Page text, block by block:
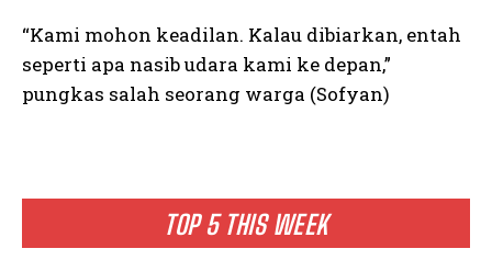
TOP 5 THIS WEEK
“Kami mohon keadilan. Kalau dibiarkan, entah
seperti apa nasib udara kami ke depan,”
pungkas salah seorang warga (Sofyan)